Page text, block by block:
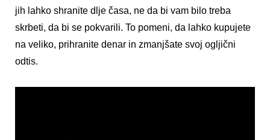
jih lahko shranite dlje časa, ne da bi vam bilo treba
skrbeti, da bi se pokvarili. To pomeni, da lahko kupujete
na veliko, prihranite denar in zmanjšate svoj ogljični
odtis.